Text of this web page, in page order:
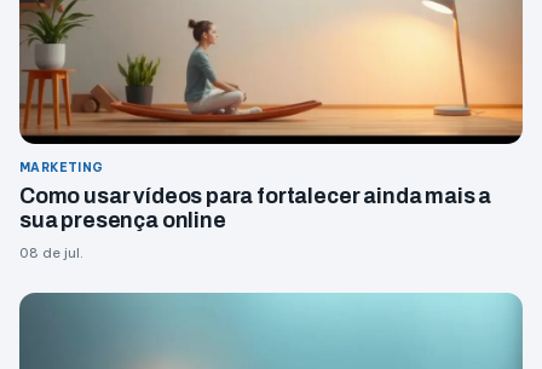
MARKETING
Como usar vídeos para fortalecer ainda mais a
sua presença online
08 de jul.